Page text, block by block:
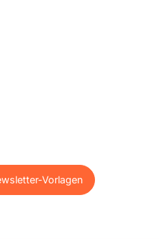
Vorlagen
Vorlagen